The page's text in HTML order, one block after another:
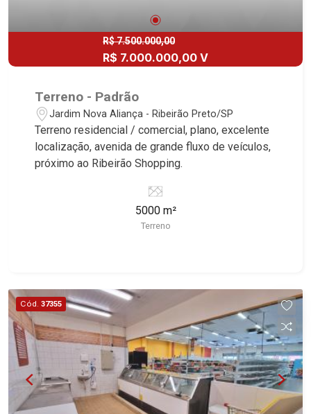
R$ 7.500.000,00
R$ 7.000.000,00 V
Terreno - Padrão
Jardim Nova Aliança - Ribeirão Preto/SP
Terreno residencial / comercial, plano, excelente
localização, avenida de grande fluxo de veículos,
próximo ao Ribeirão Shopping.
5000 m²
Terreno
Cód. 37355